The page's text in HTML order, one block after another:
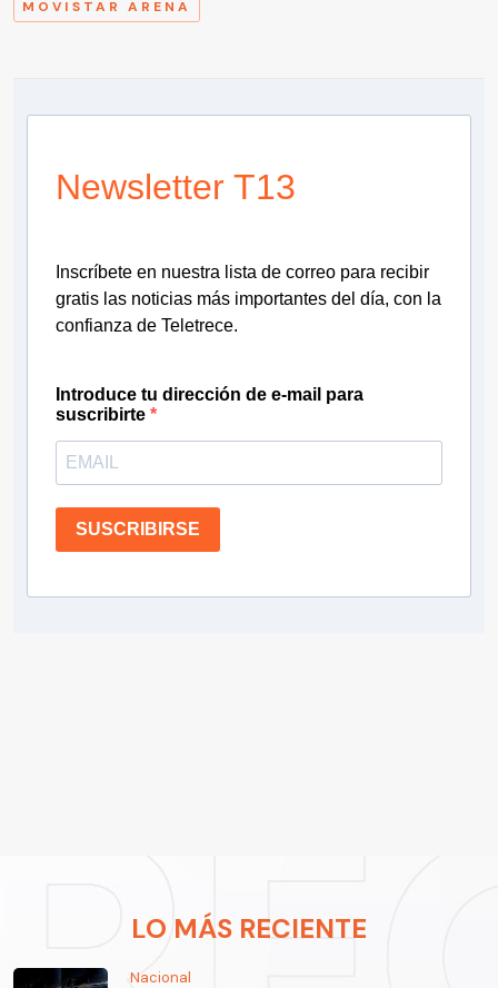
MOVISTAR ARENA
Newsletter T13
Inscríbete en nuestra lista de correo para recibir
gratis las noticias más importantes del día, con la
confianza de Teletrece.
Introduce tu dirección de e-mail para
suscribirte
SUSCRIBIRSE
LO MÁS RECIENTE
Nacional